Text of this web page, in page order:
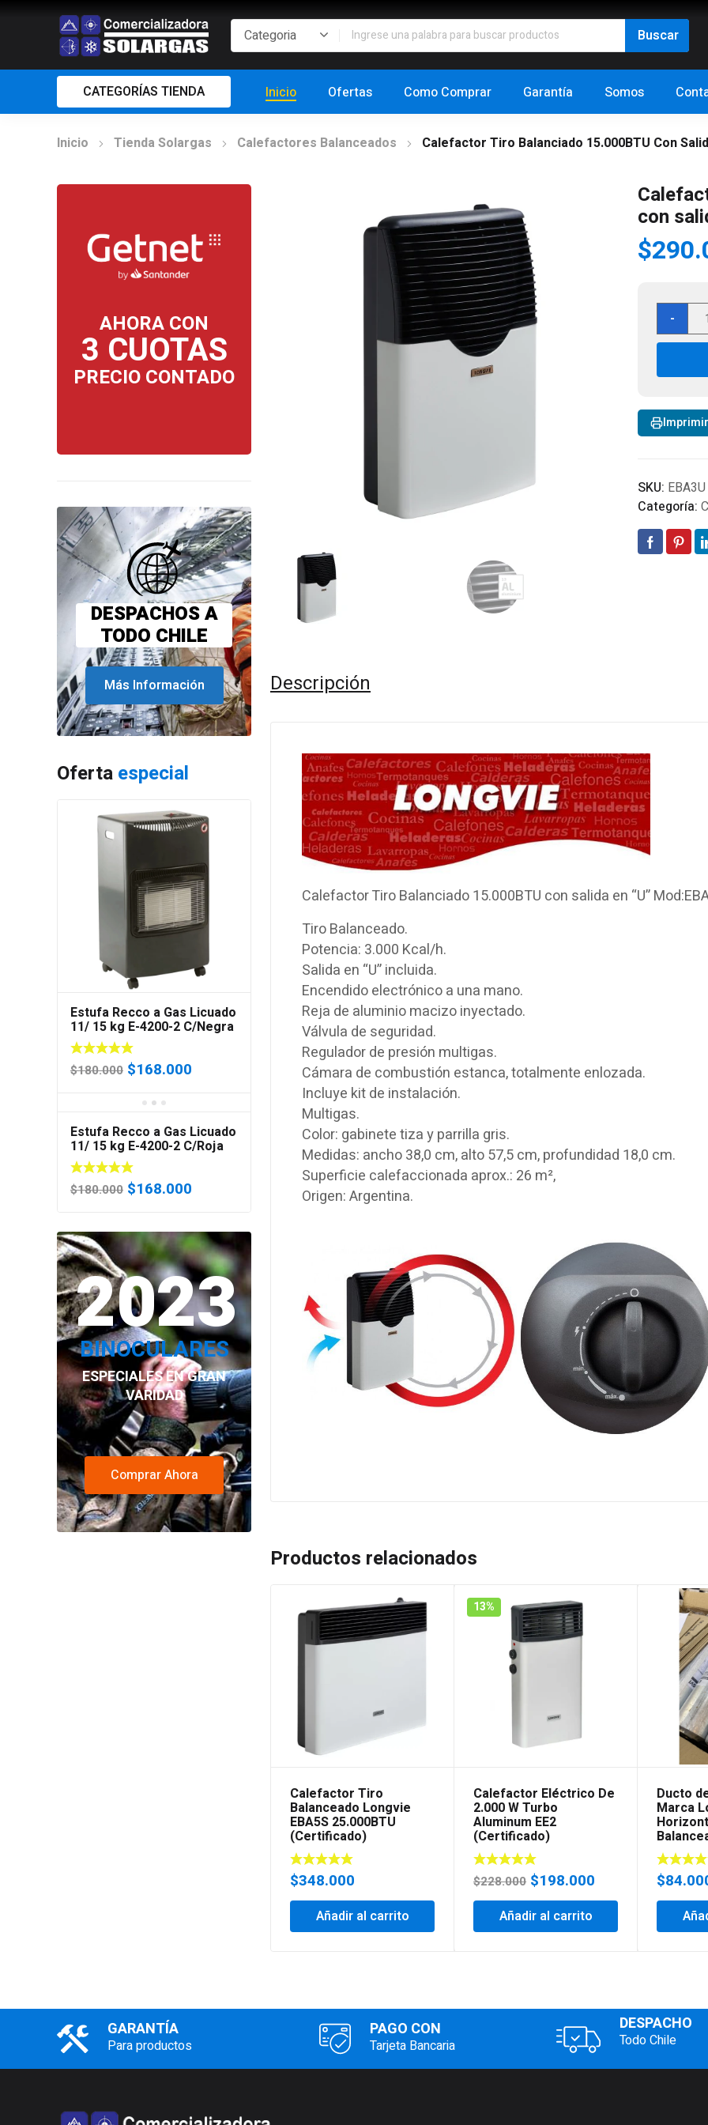
CATEGORÍAS TIENDA Inicio Ofertas Como Comprar Garantía Somos
Inicio Tienda Solargas Calefactores Balanceados Calefactor Tiro Balanciado 15.000BTU Con
AHORA CON
3 CUOTAS
PRECIO CONTADO
DESPACHOS A
TODO CHILE
Más Información
Oferta especial
Estufa Recco a Gas Licuado
11/ 15 kg E-4200-2 C/Negra
$180.000 El
original
era:
$180.000.
$168.000
es:
$168.000.
Estufa Recco a Gas Licuado
11/ 15 kg E-4200-2 C/Roja
$180.000 El
original
era:
$180.000.
$168.000
actual
es:
$168.000.
2023
BINOCULARES
ESPECIALES EN GRAN
VARIDAD
Comprar Ahora
con
$
-
con
en
"U"
SKU: EBA3U
Categoría:
Descripción
Calefactor Tiro Balanciado 15.000BTU con salida en “U”
Tiro Balanceado.
Potencia: 3.000 Kcal/h.
Salida en “U” incluida.
Encendido electrónico a una mano.
Reja de aluminio macizo inyectado.
Válvula de seguridad.
Regulador de presión multigas.
Cámara de combustión estanca, totalmente enlozada.
Incluye kit de instalación.
Multigas.
Color: gabinete tiza y parrilla gris.
Medidas: ancho 38,0 cm, alto 57,5 cm, profundidad 18,0 cm.
Superficie calefaccionada aprox.: 26 m²,
Origen: Argentina.
Productos relacionados
Calefactor Tiro
Balanceado Longvie
EBA5S 25.000BTU
(Certificado)
$348.000
Añadir al carrito
13%
Calefactor Eléctrico De
2.000 W Turbo
Aluminum EE2
(Certificado)
$228.000 El
precio
original
era:
$198.000
precio
es:
Añadir al carrito
Ducto
Marca
$
GARANTÍA
Para productos
PAGO CON
Tarjeta Bancaria
DESPACHO
Todo Chile